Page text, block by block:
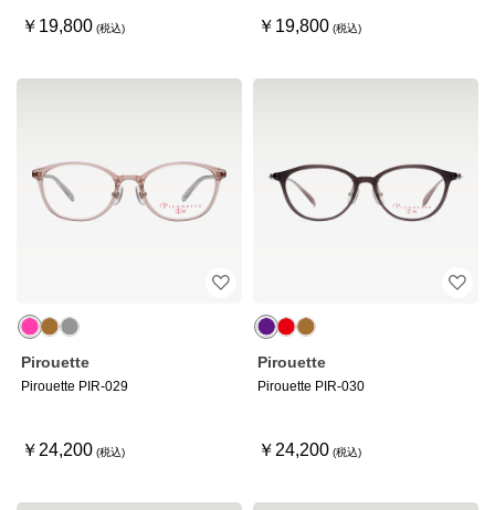
￥19,800 ￥19,800
Pirouette
Pirouette PIR-029
￥24,200
Pirouette
Pirouette PIR-030
￥24,200